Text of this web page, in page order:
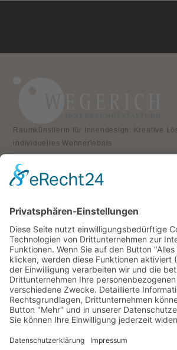
Raumkünstlerin für Innendesign: Kreative
individuelles Wohnerlebnis
KONTAKT
Atelier für Innenraumgestaltung
Am Born 9
Telefon: 0163 8479897
RECHTLICHES
Impressum
Datenschutz
AGB
Widerrufsbelehrung
Montag - Freitag